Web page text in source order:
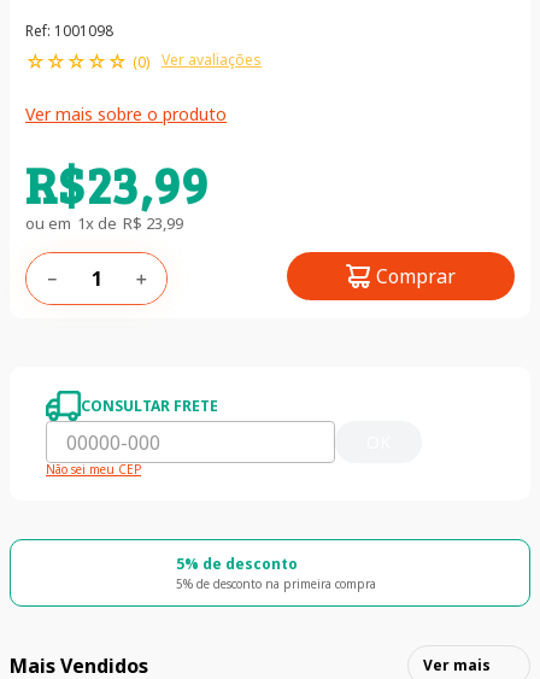
Ref: 1001098
☆☆☆☆☆ (0) Ver avaliações
Ver mais sobre o produto
R$23,99
ou em 1x de R$ 23,99
＋
－ Comprar
CONSULTAR FRETE
Não sei meu CEP
5% de desconto
5% de desconto na primeira compra
Mais Vendidos Ver mais